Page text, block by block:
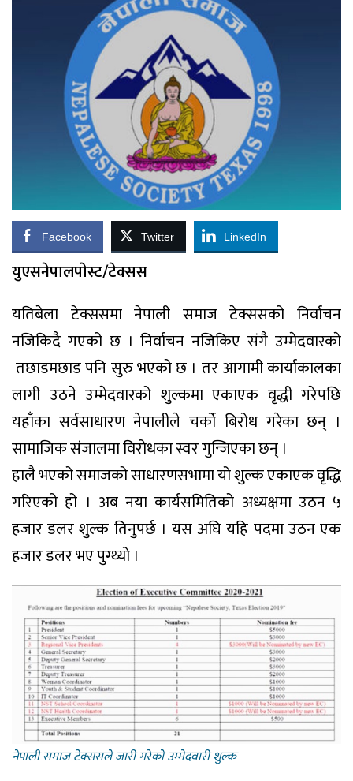
Facebook Twitter LinkedIn
युएसनेपालपाेस्ट/टेक्सस
यतिबेला टेक्ससमा नेपाली समाज टेक्ससको निर्वाचन
नजिकिदै गएको छ । निर्वाचन नजिकिए संगै उम्मेदवारकाे
तछाडमछाड पनि सुरु भएको छ । तर आगामी कार्याकालका
लागी उठने उम्मेदवारको शुल्कमा एकाएक वृद्धी गरेपछि
यहाँका सर्वसाधारण नेपालीले चर्को बिरोध गरेका छन् ।
सामाजिक संजालमा विरोधका स्वर गुन्जिएका छन् ।
हालै भएको समाजको साधारणसभामा यो शुल्क एकाएक वृद्धि
गरिएको हो । अब नया कार्यसमितिको अध्यक्षमा उठन ५
हजार डलर शुल्क तिनुपर्छ । यस अघि यहि पदमा उठन एक
हजार डलर भए पुग्थ्यो ।
नेपाली समाज टेक्ससले जारी गरेकाे उम्मेदवारी शुल्क